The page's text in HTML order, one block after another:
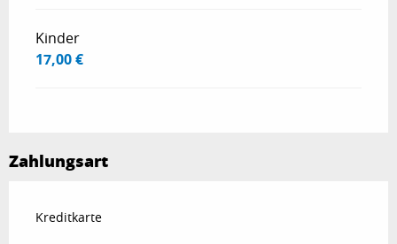
Kinder
17,00 €
Zahlungsart
Kreditkarte